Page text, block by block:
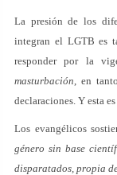
La presión de los
integran el LGTB es
responder por la
masturbación, en
declaraciones. Y esta
Los evangélicos
género sin base
disparatados, propia